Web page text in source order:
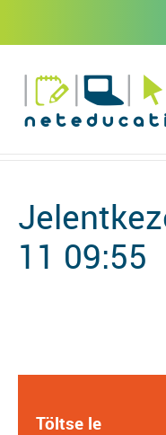
11 09:55
Töltse le